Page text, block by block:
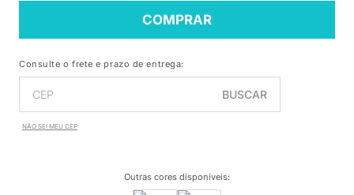
COMPRAR
Consulte o frete e prazo de entrega:
BUSCAR
NÃO SEI MEU CEP
Outras cores disponíveis: